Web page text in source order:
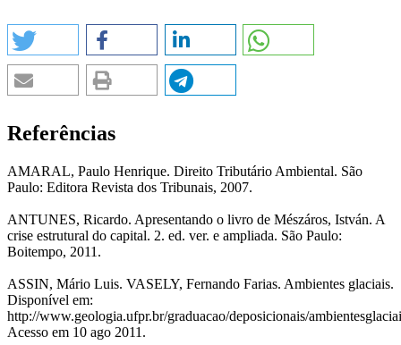
Referências
AMARAL, Paulo Henrique. Direito Tributário Ambiental. São
Paulo: Editora Revista dos Tribunais, 2007.
ANTUNES, Ricardo. Apresentando o livro de Mészáros, István. A
crise estrutural do capital. 2. ed. ver. e ampliada. São Paulo:
Boitempo, 2011.
ASSIN, Mário Luis. VASELY, Fernando Farias. Ambientes glaciais.
Disponível em:
http://www.geologia.ufpr.br/graduacao/deposicionais/
Acesso em 10 ago 2011.